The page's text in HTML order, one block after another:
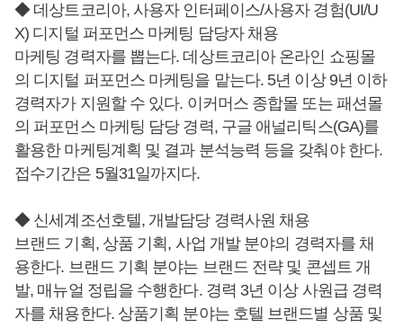
◆ 데상트코리아, 사용자 인터페이스/사용자 경험(UI/U
X) 디지털 퍼포먼스 마케팅 담당자 채용
마케팅 경력자를 뽑는다. 데상트코리아 온라인 쇼핑몰
의 디지털 퍼포먼스 마케팅을 맡는다. 5년 이상 9년 이하
경력자가 지원할 수 있다. 이커머스 종합몰 또는 패션몰
의 퍼포먼스 마케팅 담당 경력, 구글 애널리틱스(GA)를
활용한 마케팅계획 및 결과 분석능력 등을 갖춰야 한다.
접수기간은 5월31일까지다.
◆ 신세계조선호텔, 개발담당 경력사원 채용
브랜드 기획, 상품 기획, 사업 개발 분야의 경력자를 채
용한다. 브랜드 기획 분야는 브랜드 전략 및 콘셉트 개
발, 매뉴얼 정립을 수행한다. 경력 3년 이상 사원급 경력
자를 채용한다. 상품기획 분야는 호텔 브랜드별 상품 및